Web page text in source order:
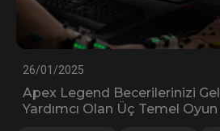
26/01/2025
Apex Legend Becerilerinizi
Yardımcı Olan Üç Temel